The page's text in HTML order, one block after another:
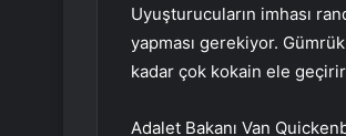
Uyuşturucuların imhası
yapması gerekiyor.
kadar çok kokain ele
Adalet Bakanı Van